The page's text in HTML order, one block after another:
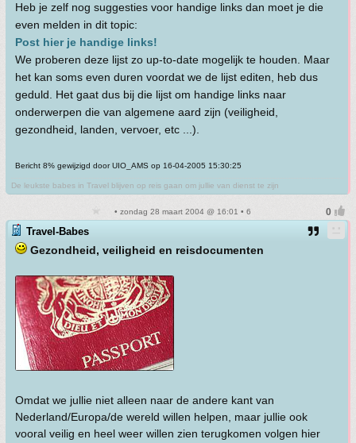
Heb je zelf nog suggesties voor handige links dan moet je die
even melden in dit topic:
Post hier je handige links!
We proberen deze lijst zo up-to-date mogelijk te houden. Maar
het kan soms even duren voordat we de lijst editen, heb dus
geduld. Het gaat dus bij die lijst om handige links naar
onderwerpen die van algemene aard zijn (veiligheid,
gezondheid, landen, vervoer, etc ...).
Bericht 8% gewijzigd door UIO_AMS op 16-04-2005 15:30:25
De leukste babes in Travel blijven op reis gaan om jullie van dienst te zijn
• zondag 28 maart 2004 @ 16:01 • 6
Travel-Babes
Gezondheid, veiligheid en reisdocumenten
Omdat we jullie niet alleen naar de andere kant van
Nederland/Europa/de wereld willen helpen, maar jullie ook
vooral veilig en heel weer willen zien terugkomen volgen hier